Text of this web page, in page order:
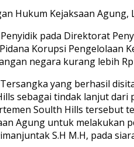
Hukum Kejaksaan Agung,
Penyidik pada Direktorat
Korupsi Pengelolaan
negara kurang lebih
yang berhasil
sebagai tindak lanjut
Soulth Hills tersebut
Agung untuk melakukan
S.H M.H, pada